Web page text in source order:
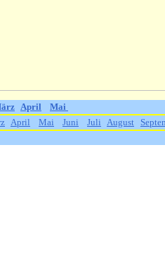
April Mai
April Mai Juni Juli August